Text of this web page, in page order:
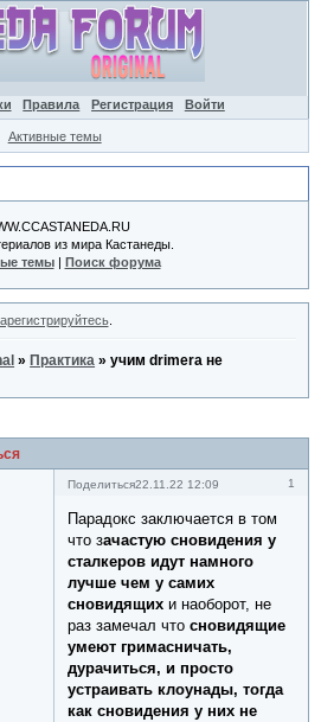
Правила Регистрация Войти
Активные темы
из мира Кастанеды.
темы| Поиск форума
.
» Практика »учим drimerа не
Поделиться 1
22.11.22 12:09
Парадокс заключается в том
что зачастую сновидения у
сталкеров идут намного
лучше чем у самих
сновидящих и наоборот, не
раз замечал чтосновидящие
умеют гримасничать,
дурачиться, и просто
устраивать клоунады, тогда
как сновидения у них не